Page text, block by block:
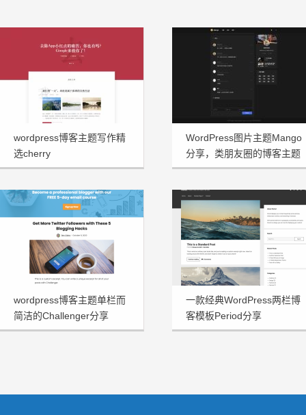
wordpress博客主题写作精
选cherry
WordPress图片主题Mango
分享，类朋友圈的博客主题
wordpress博客主题单栏而
简洁的Challenger分享
一款经典WordPress两栏博
客模板Period分享